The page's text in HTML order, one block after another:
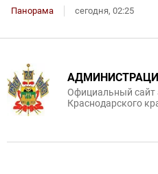
Панорама сегодня, 02:25
Официальный сайт
Краснодарского